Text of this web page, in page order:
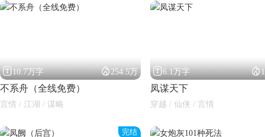
10.7万字 254.5万
不系舟（全线免费）
言情 / 江湖 / 谋略
6.1万字 
凤谋天下
穿越 / 仙侠 / 言情
完结